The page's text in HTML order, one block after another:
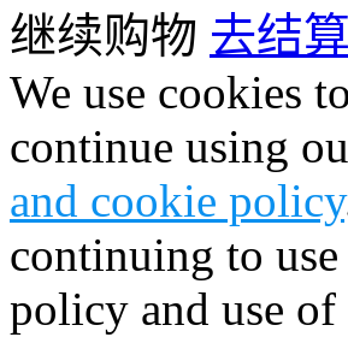
继续购物 去结算
We use cookies
continue using
and cookie policy
continuing to
policy and use of